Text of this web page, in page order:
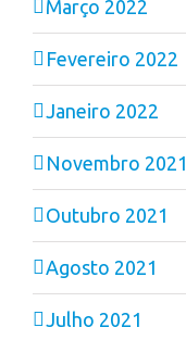
Março 2022
Fevereiro 2022
Janeiro 2022
Novembro 2021
Outubro 2021
Agosto 2021
Julho 2021